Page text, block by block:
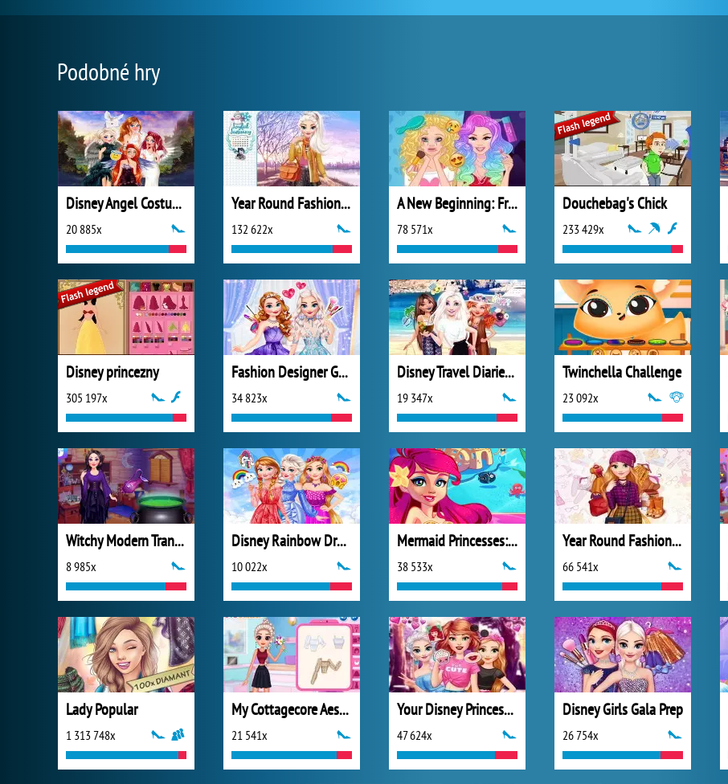
Podobné hry
Disney Angel Costumes
20 885x
Year Round Fashionista: Elsa
132 622x
A New Beginning: From Sad To Fab
78 571x
Douchebag's Chick
233 429x
Disney princezny
305 197x
Fashion Designer Gala
34 823x
Disney Travel Diaries: Greece
19 347x
Twinchella Challenge
23 092x
Witchy Modern Transformation
8 985x
Disney Rainbow Dressup
10 022x
Mermaid Princesses: Underwater Games
38 533x
Year Round Fashionista: Rapunzel
66 541x
Lady Popular
1 313 748x
My Cottagecore Aesthetic Look
21 541x
Your Disney Princess Style
47 624x
Disney Girls Gala Prep
26 754x